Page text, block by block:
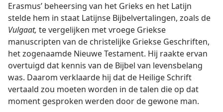
Erasmus’ beheersing van het Grieks en het Latijn
stelde hem in staat Latijnse Bijbelvertalingen, zoals de
Vulgaat, te vergelijken met vroege Griekse
manuscripten van de christelijke Griekse Geschriften,
het zogenaamde Nieuwe Testament. Hij raakte ervan
overtuigd dat kennis van de Bijbel van levensbelang
was. Daarom verklaarde hij dat de Heilige Schrift
vertaald zou moeten worden in de talen die op dat
moment gesproken werden door de gewone man.